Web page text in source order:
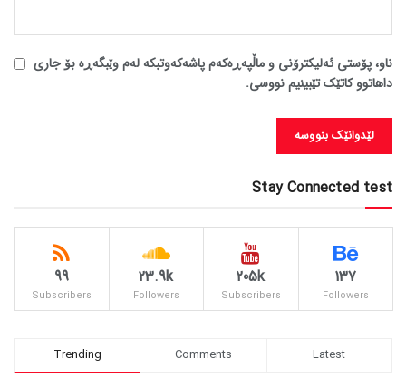
ناو، پۆستی ئەلیکترۆنی و ماڵپەڕەکەم پاشەکەوتبکە لەم وێبگەڕە بۆ جاری
داهاتوو کاتێک تێبینیم نووسی.
Stay Connected test
137
Followers
205k
Subscribers
23.9k
Followers
99
Subscribers
Trending Comments Latest